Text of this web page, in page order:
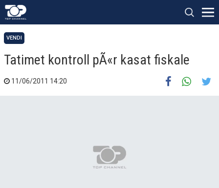
VENDI
Tatimet kontroll pÃ«r kasat fiskale
11/06/2011 14:20